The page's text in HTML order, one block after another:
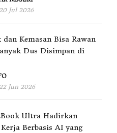
20 Jul 2026
Kemasan Bisa Rawan
Dus Disimpan di
22 Jun 2026
Ultra Hadirkan
Berbasis AI yang